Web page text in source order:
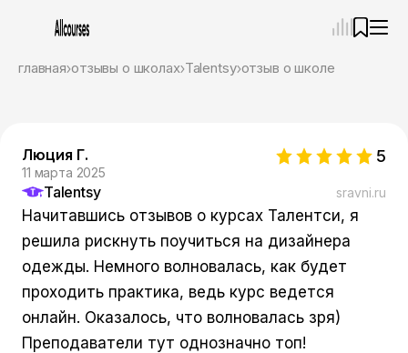
главная отзывы о школах Talentsy отзыв о школе
Люция Г.
11 марта 2025
5
Talentsy sravni.ru
Начитавшись отзывов о курсах Талентси, я
решила рискнуть поучиться на дизайнера
одежды. Немного волновалась, как будет
проходить практика, ведь курс ведется
онлайн. Оказалось, что волновалась зря)
Преподаватели тут однозначно топ!
курсы, которые соответствует именно вашим
целям.
Пожалуйста, ответьте на несколько вопросов,
чтобы начать.